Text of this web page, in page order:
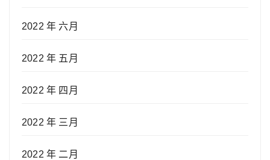
2022 年 六月
2022 年 五月
2022 年 四月
2022 年 三月
2022 年 二月